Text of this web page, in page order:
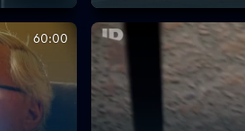
60:00